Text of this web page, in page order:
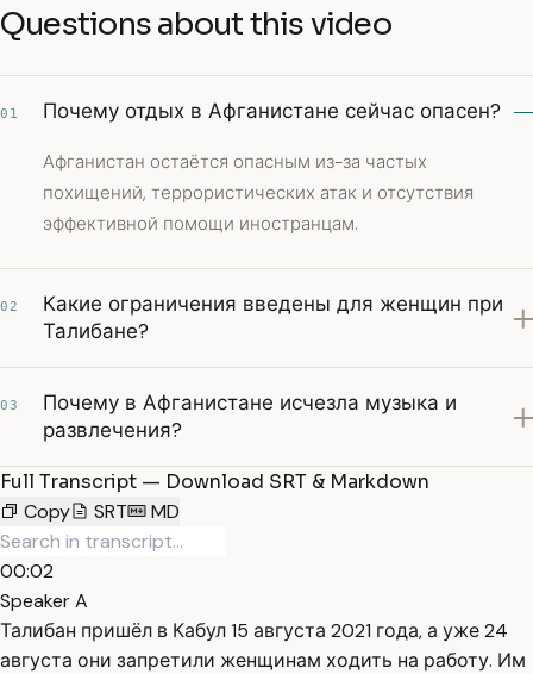
Questions about this video
01 Почему отдых в Афганистане сейчас опасен?
Афганистан остаётся опасным из-за частых
похищений, террористических атак и отсутствия
эффективной помощи иностранцам.
02
Какие ограничения введены для женщин при
Талибане?
03
Почему в Афганистане исчезла музыка и
развлечения?
Full Transcript — Download SRT & Markdown
Copy
SRT MD
00:02
Speaker A
Талибан пришёл в Кабул 15 августа 2021 года, а уже 24
августа они запретили женщинам ходить на работу. Им